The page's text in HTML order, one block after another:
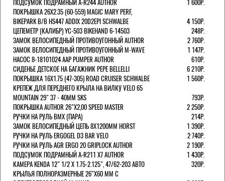
ПОДСУМОК ПОДРАМНЫЙ A-R244 AUTHOR
1 600Р.
ПОКРЫШКА 26X2.35 (60-559) MAGIC MARY PERF,
BIKEPARK B/B HS447 ADDIX 20D2EPI SCHWALBE
4 150Р.
ЦЕПЕМЕТР (КАЛИБР) YC-503 BIKEHAND 6-14503
248Р.
ЗАМОК ВЕЛОСИПЕДНЫЙ ПРОТИВОУГОННЫЙ AUTHOR
2 760Р.
ЗАМОК ВЕЛОСИПЕДНЫЙ ПРОТИВОУГОННЫЙ M-WAVE
1 147Р.
НАСОС 8-18101024 AAP PUMPER AUTHOR
610Р.
СИДЕНЬЕ ДЕТСКОЕ НА БАГАЖНИК PEPE BELLELLI
6 210Р.
ПОКРЫШКА 16X1.75 (47-305) ROAD CRUISER SCHWALBE
1 560Р.
КРЕПЕЖ ДЛЯ ПЕРЕДНЕГО КРЫЛА НА ВИЛКУ VELO 65
MOUNTAIN 29" 37 - 40ММ SKS
793Р.
ПОКРЫШКА AUTHOR 26"Х2,00 SPEED MASTER
2 250Р.
РУЧКИ НА РУЛЬ BMX (ПАРА)
214Р.
ЗАМОК ВЕЛОCИПЕДНЫЙ ЦЕПЬ 8Х1200ММ HORST
1 390Р.
РУЧКИ НА РУЛЬ ERGOGEL D3 BAR VELO
2 740Р.
РУЧКИ НА РУЛЬ AGR ERGO 20 GRIPLOCK AUTHOR
2 190Р.
ПОДСУМОК ПОДРАМНЫЙ A-R211 X7 AUTHOR
1 430Р.
КАМЕРА KENDA 12" 1/2 Х 1.75-2.125", 47/62-203 АВТО
320Р.
КРЫЛЬЯ ПОЛНОРАЗМЕРНЫЕ 26"Х60 ММ С